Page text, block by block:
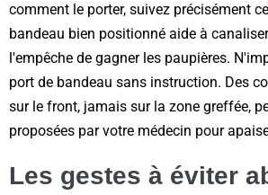
comment le porter, suivez précisément
bandeau bien positionné aide à
l'empêche de gagner les paupières.
port de bandeau sans instruction. Des
sur le front, jamais sur la zone greffée,
proposées par votre médecin pour
Les gestes à éviter